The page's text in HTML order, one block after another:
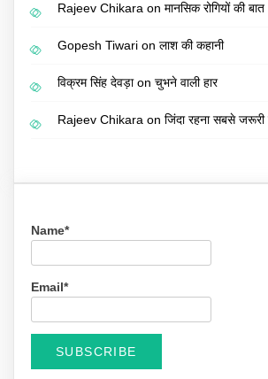
Rajeev Chikara on मानसिक रोगियों की बात
Gopesh Tiwari on लाश की कहानी
विक्रम सिंह देवड़ाon चुभने वाली हार
Rajeev Chikara on जिंदा रहना सबसे जरूरी
Name*
Email*